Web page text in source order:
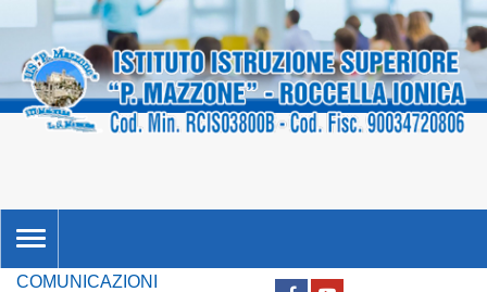
TOGGLE
NAVIGATION
COMUNICAZIONI